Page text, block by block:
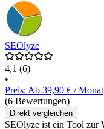
SEOlyze
4,1 (6)
•
Preis: Ab 39,90 € / Monat
(6 Bewertungen)
Direkt vergleichen
SEOlyze ist ein Tool zur